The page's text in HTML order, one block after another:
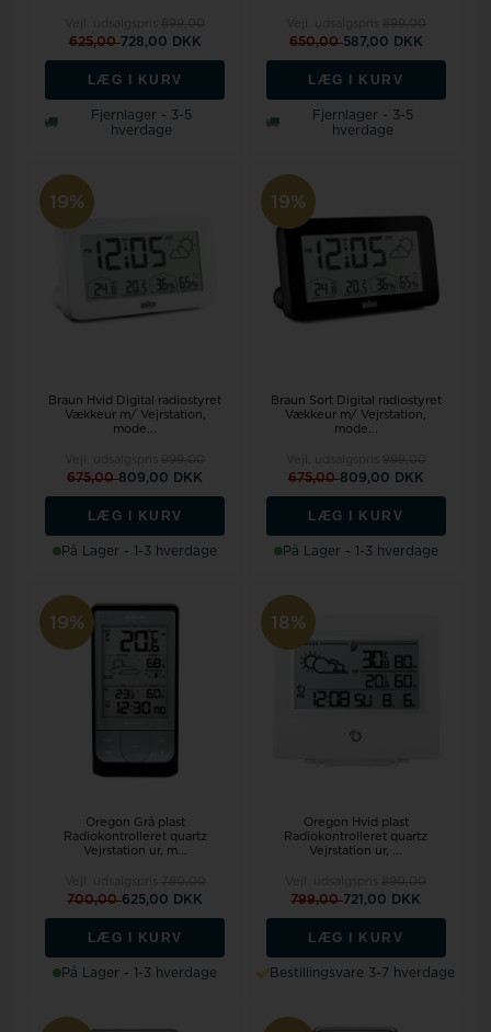
625,00728,00 DKK
LÆG I KURV
Fjernlager - 3-5
hverdage
650,00587,00 DKK
LÆG I KURV
Fjernlager - 3-5
hverdage
19%
Braun Hvid Digital radiostyret
Vækkeur m/ Vejrstation,
mode...
675,00809,00 DKK
LÆG I KURV
På Lager - 1-3 hverdage
19%
Braun Sort Digital radiostyret
Vækkeur m/ Vejrstation,
mode...
675,00809,00 DKK
LÆG I KURV
På Lager - 1-3 hverdage
19%
Oregon Grå plast
Radiokontrolleret quartz
Vejrstation ur, m...
700,00625,00 DKK
LÆG I KURV
På Lager - 1-3 hverdage
18%
Oregon Hvid plast
Radiokontrolleret quartz
Vejrstation ur, ...
799,00721,00 DKK
LÆG I KURV
Bestillingsvare 3-7 hverdage